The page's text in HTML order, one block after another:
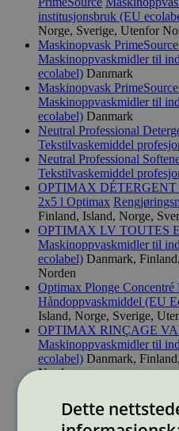
institusjonsbruk (EU
Norge, Sverige, Utenfor
Maskinopvask
Maskinoppvaskmidler til
ecolabel) Danmark
Maskinopvask
Maskinoppvaskmidler til
ecolabel) Danmark
Neutral Professional
Tekstilvaskemiddel
Neutral Professional
Tekstilvaskemiddel
OPTIMAX DÉTERGENT
2x5 l Optimax
Finland, Island, Norge,
OPTIMAX LV TOUTES
Maskinoppvaskmidler til
ecolabel) Danmark,
Norden
Optimax Plonge Concentré
Håndoppvaskmiddel (EU
Island, Norge, Sverige,
OPTIMAX RINÇAGE
Maskinoppvaskmidler til
ecolabel) Danmark,
Norden
Optimax
Finland, Island, Norge,
Dette